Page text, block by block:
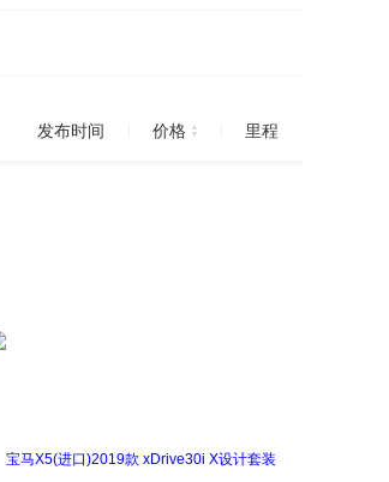
发布时间 价格 里程